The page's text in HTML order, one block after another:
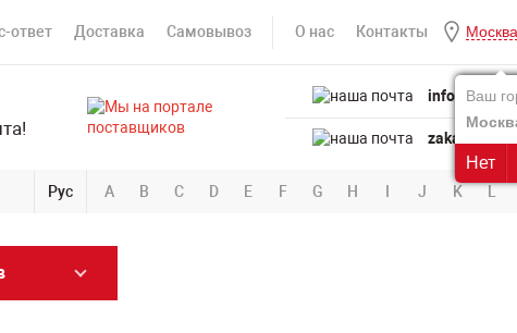
ответ Доставка Самовывоз О нас Контакты Москва
Ваш
Нет
Рус A B C D E F G H I J K L